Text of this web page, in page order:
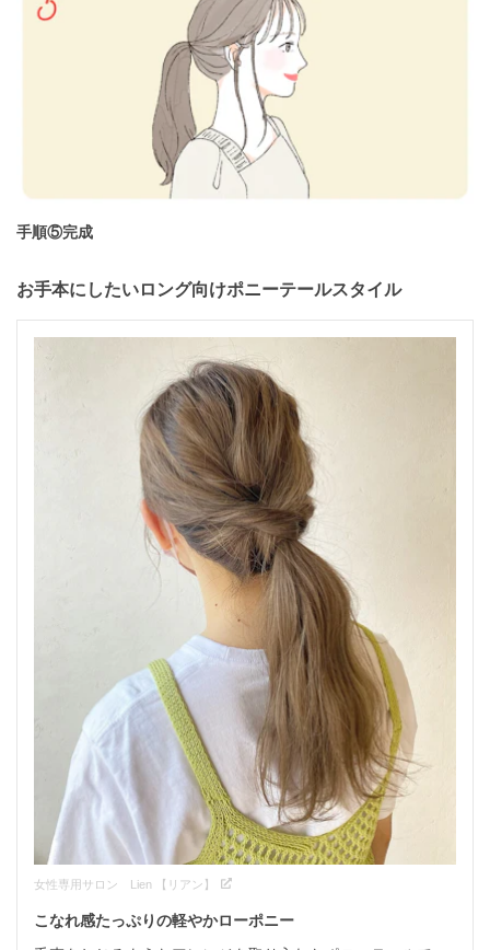
手順⑤完成
お手本にしたいロング向けポニーテールスタイル
女性専用サロン Lien 【リアン】
こなれ感たっぷりの軽やかローポニー